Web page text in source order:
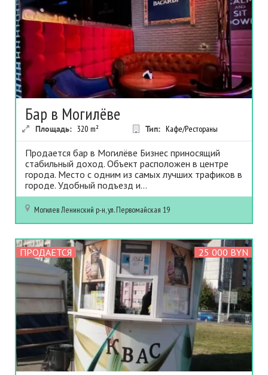
Бар в Могилёве
Площадь: 320 m² Тип: Кафе/Рестораны
Продается бар в Могилёве Бизнес приносящий
стабильный доход. Объект расположен в центре
города. Место с одним из самых лучших трафиков в
городе. Удобный подъезд и...
МогилевЛенинский р-н, ул. Первомайская 19
ПРОДАЕТСЯ 25 000 BYN